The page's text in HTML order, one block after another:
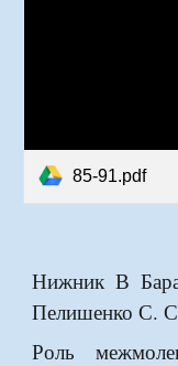
85-91.pdf
Нижник В
Пелишенко С.
Роль